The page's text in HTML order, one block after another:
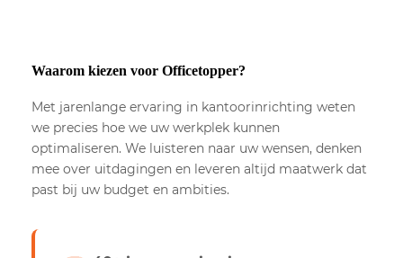
Waarom kiezen voor Officetopper?
Met jarenlange ervaring in kantoorinrichting weten
we precies hoe we uw werkplek kunnen
optimaliseren. We luisteren naar uw wensen, denken
mee over uitdagingen en leveren altijd maatwerk dat
past bij uw budget en ambities.